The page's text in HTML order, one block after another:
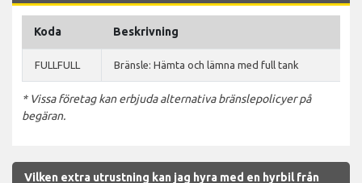
Koda Beskrivning
FULLFULL Bränsle: Hämta och lämna med full tank
* Vissa företag kan erbjuda alternativa bränslepolicyer på
begäran.
Vilken extra utrustning kan jag hyra med en hyrbil från